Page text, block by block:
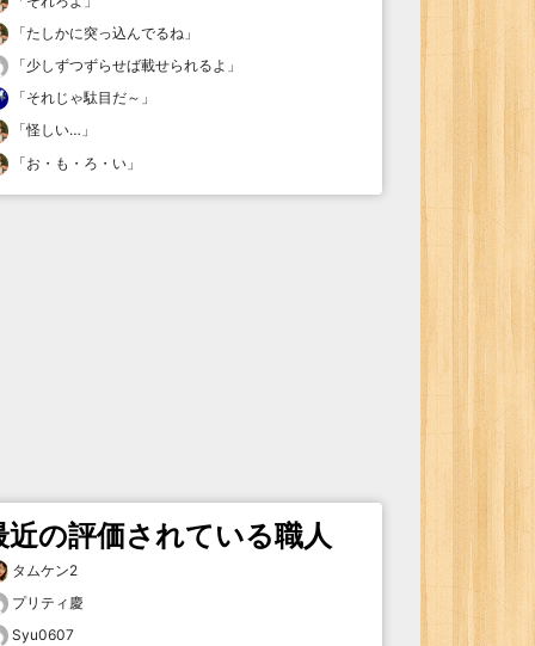
「たしかに突っ込んでるね 」
「少しずつずらせば載せられるよ 」
「それじゃ駄目だ～ 」
「怪しい… 」
「お・も・ろ・い 」
近の評価されている職人
タムケン2
プリティ慶
Syu0607